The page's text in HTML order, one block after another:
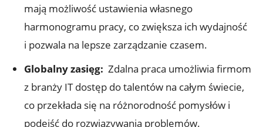
mają możliwość ⁣ustawienia własnego
harmonogramu pracy, co zwiększa​ ich ‍wydajność
i pozwala na lepsze zarządzanie ‌czasem.
Globalny zasięg: ⁣ Zdalna⁢ praca umożliwia firmom
z branży IT dostęp do talentów na całym świecie,⁢
co przekłada się na ​różnorodność pomysłów i
podejść‌ do rozwiązywania⁢ problemów.